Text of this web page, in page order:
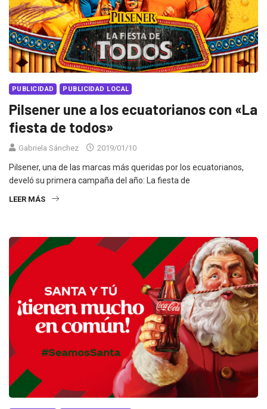
PUBLICIDAD PUBLICIDAD LOCAL
Pilsener une a los ecuatorianos con «La
fiesta de todos»
Gabriela Sánchez 2019/01/10
Pilsener, una de las marcas más queridas por los ecuatorianos,
develó su primera campaña del año: La fiesta de
LEER MÁS